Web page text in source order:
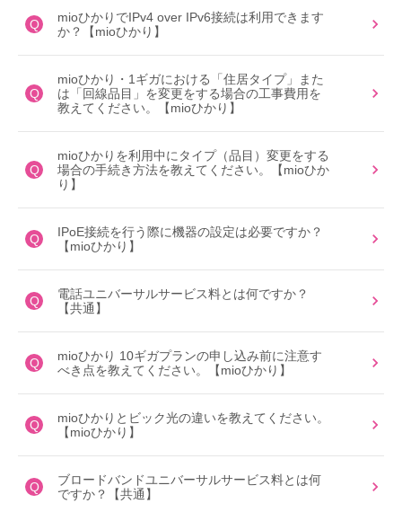
Q
mioひかりでIPv4 over IPv6接続は利用できます
か？【mioひかり】
Q
mioひかり・1ギガにおける「住居タイプ」また
は「回線品目」を変更をする場合の工事費用を
教えてください。【mioひかり】
Q
mioひかりを利用中にタイプ（品目）変更をする
場合の手続き方法を教えてください。【mioひか
り】
Q
IPoE接続を行う際に機器の設定は必要ですか？
【mioひかり】
Q
電話ユニバーサルサービス料とは何ですか？
【共通】
Q
mioひかり 10ギガプランの申し込み前に注意す
べき点を教えてください。【mioひかり】
Q
mioひかりとビック光の違いを教えてください。
【mioひかり】
Q
ブロードバンドユニバーサルサービス料とは何
ですか？【共通】